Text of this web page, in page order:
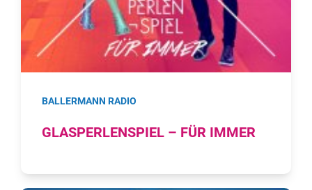
BALLERMANN RADIO
GLASPERLENSPIEL – FÜR IMMER